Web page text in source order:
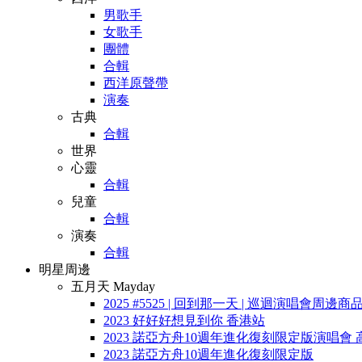
男歌手
女歌手
團體
合輯
西洋原聲帶
演奏
古典
合輯
世界
心靈
合輯
兒童
合輯
演奏
合輯
明星周邊
五月天 Mayday
2025 #5525 | 回到那一天 | 巡迴演唱會周邊商品
2023 好好好想見到你 香港站
2023 諾亞方舟10週年進化復刻限定版演唱會
2023 諾亞方舟10週年進化復刻限定版